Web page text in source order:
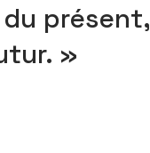
présent,
»